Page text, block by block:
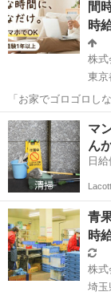
間
時
株式
東京
「お家でゴロゴロし
い！」 そんな方にぴったりのお
スマホで、決まった内
ことは一...
東京 港区
マ
ん
青
時
株
埼玉